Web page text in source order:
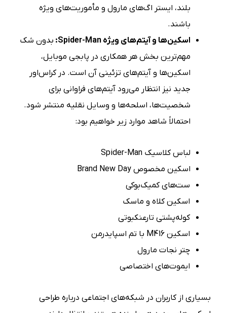
بلند، ایستر اگ‌های مارول و مأموریت‌های ویژه
باشند.
اسکین‌ها و آیتم‌های ویژه Spider-Man:
بدون شک
مهم‌ترین بخش هر همکاری در پابجی موبایل،
اسکین‌ها و آیتم‌های تزئینی آن است. در کراس‌اور
جدید نیز انتظار می‌رود آیتم‌های فراوانی برای
شخصیت‌ها، اسلحه‌ها و وسایل نقلیه منتشر شود.
احتمالاً شاهد موارد زیر خواهیم بود:
لباس کلاسیک Spider-Man
اسکین مخصوص Brand New Day
ست‌های کمیک‌بوکی
اسکین کلاه و ماسک
کوله‌پشتی تارعنکبوتی
اسکین M416 با تم اسپایدرمن
چتر نجات مارول
ایموت‌های اختصاصی
بسیاری از کاربران در شبکه‌های اجتماعی درباره طراحی